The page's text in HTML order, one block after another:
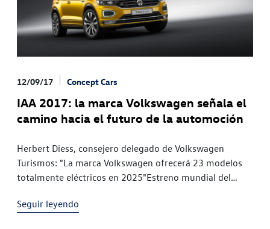
12/09/17 Concept Cars
IAA 2017: la marca Volkswagen señala el
camino hacia el futuro de la automoción
Herbert Diess, consejero delegado de Volkswagen
Turismos: "La marca Volkswagen ofrecerá 23 modelos
totalmente eléctricos en 2025"Estreno mundial del
público del nuevo T-Roc[2] en el IAAEl nuevo Polo
Seguir leyendo